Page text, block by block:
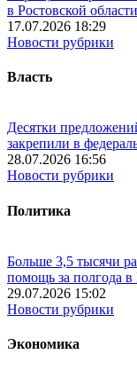
в Ростовской
17.07.2026 18:29
Новости рубрики
Власть
Десятки
закрепили в
28.07.2026 16:56
Новости рубрики
Политика
Больше 3,5 тысячи
помощь за полгода в
29.07.2026 15:02
Новости рубрики
Экономика